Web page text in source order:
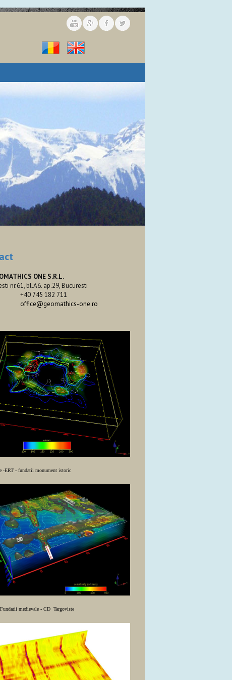
ONE S.R.L.
nr.61, bl.A6. ap.29, Bucuresti
+40 745 182 711
office@geomathics-one.ro
-ERT - fundatii monument istoric
medievale - CD Targoviste